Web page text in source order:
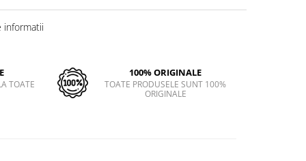
informatii
TOATE
100% ORIGINALE
TOATE PRODUSELE SUNT 100%
ORIGINALE